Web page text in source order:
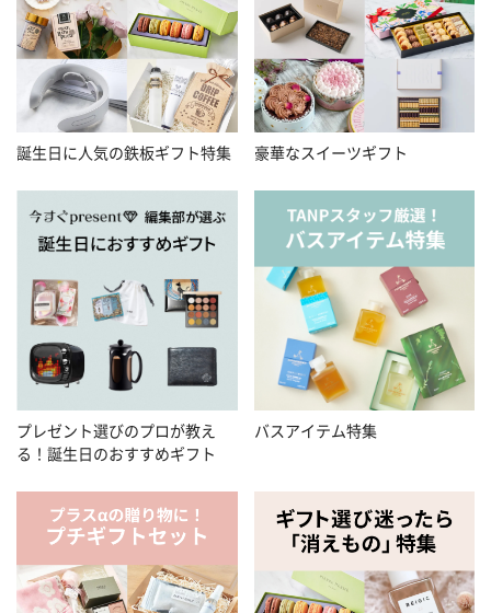
誕生日に人気の鉄板ギフト特集 豪華なスイーツギフト
プレゼント選びのプロが教え
る！誕生日のおすすめギフト
バスアイテム特集